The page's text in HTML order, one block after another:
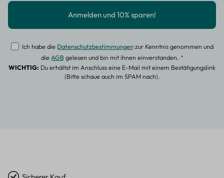
Ich habe die Datenschutzbestimmungenzur Kenntnis genommen und
dieAGBgelesen und bin mit ihnen einverstanden. *
WICHTIG: Du erhältst im Anschluss eine E-Mail mit einem Bestätigungslink
(Bitte schaue auch im SPAM nach).